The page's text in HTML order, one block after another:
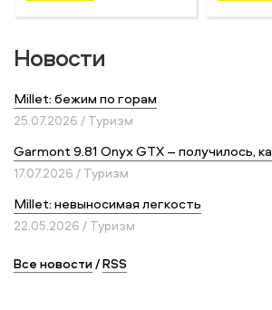
Новости
Millet: бежим по горам
25.07.2026 / Туризм
Garmont 9.81 Onyx GTX – получилось,
17.07.2026 / Туризм
Millet: невыносимая легкость
22.05.2026 / Туризм
Все новости/RSS